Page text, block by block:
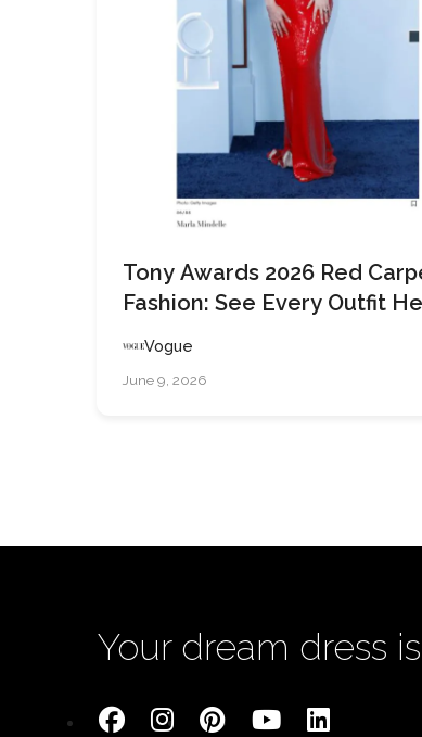
Tony Awards 2026 Red
Fashion: See Every Outfit
Vogue
June 9, 2026
Your dream dress